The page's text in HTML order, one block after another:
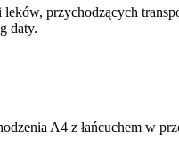
przychodzących
daty.
A4 z łańcuchem w